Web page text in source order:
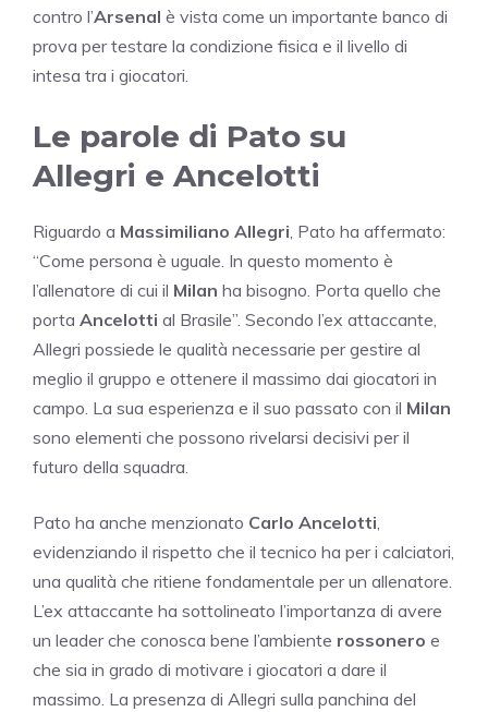
contro l’Arsenal è vista come un importante banco di
prova per testare la condizione fisica e il livello di
intesa tra i giocatori.
Le parole di Pato su
Allegri e Ancelotti
Riguardo a Massimiliano Allegri, Pato ha affermato:
“Come persona è uguale. In questo momento è
l’allenatore di cui il Milan ha bisogno. Porta quello che
porta Ancelotti al Brasile”. Secondo l’ex attaccante,
Allegri possiede le qualità necessarie per gestire al
meglio il gruppo e ottenere il massimo dai giocatori in
campo. La sua esperienza e il suo passato con il Milan
sono elementi che possono rivelarsi decisivi per il
futuro della squadra.
Pato ha anche menzionato Carlo Ancelotti,
evidenziando il rispetto che il tecnico ha per i calciatori,
una qualità che ritiene fondamentale per un allenatore.
L’ex attaccante ha sottolineato l’importanza di avere
un leader che conosca bene l’ambiente rossonero e
che sia in grado di motivare i giocatori a dare il
massimo. La presenza di Allegri sulla panchina del